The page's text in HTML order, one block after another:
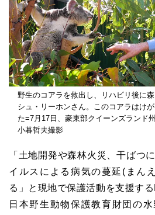
野生のコアラを救出し、リハビリ後に
シュ・リーホンさん。このコアラはけ
た=7月17日、豪東部クイーンズランド
小暮哲夫撮影
「土地開発や森林火災、干ばつ
イルスによる病気の蔓延(まん
る」と現地で保護活動を支援す
日本野生動物保護教育財団の